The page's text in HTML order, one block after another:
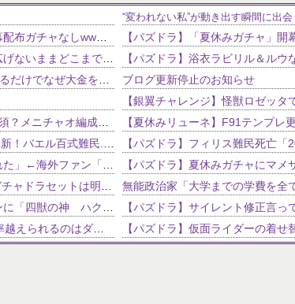
NEW!
NEW!
“変われない私”が動き出す瞬間に出会
ブログ更新停止のお知らせ